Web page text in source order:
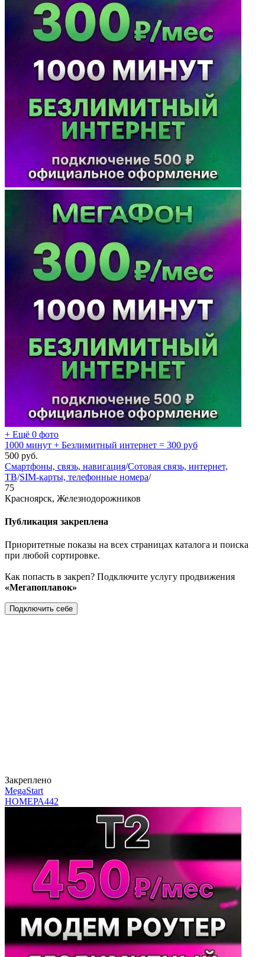
+ Ещё 0 фото
1000 минут + Безлимитный интернет = 300 руб
500 руб.
Смартфоны, связь, навигация/Сотовая связь, интернет,
ТВ/SIM-карты, телефонные номера/
75
Красноярск, Железнодорожников
Публикация закреплена
Приоритетные показы на всех страницах каталога и поиска
при любой сортировке.
Как попасть в закреп? Подключите услугу продвижения
«Мегапоплавок»
Подключить себе
Закреплено
MegaStart
НОМЕРА442